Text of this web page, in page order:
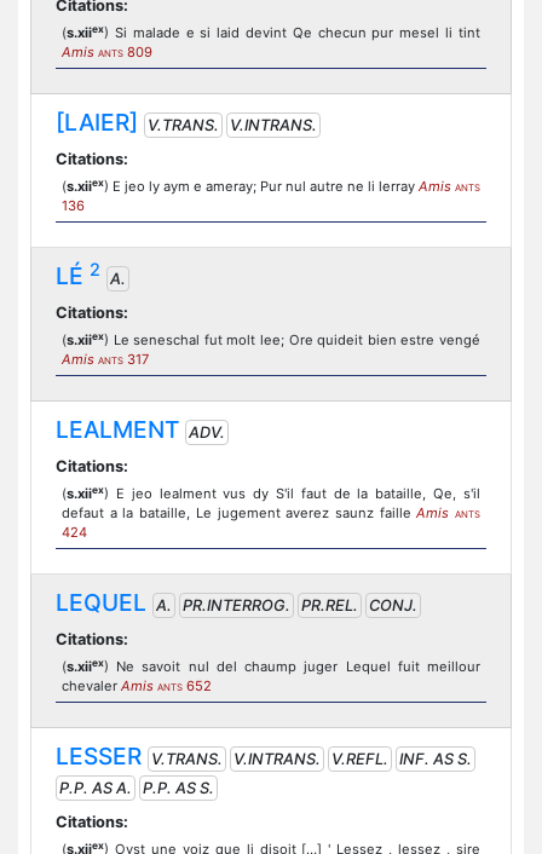
Citations:
(s.xiiex) Si malade e si laid devint Qe checun pur mesel li tint
Amis ANTS 809
[LAIER] V.TRANS.
V.INTRANS.
Citations:
(s.xiiex) E jeo ly aym e ameray; Pur nul autre ne li lerray Amis ANTS
136
LÉ 2 A.
Citations:
(s.xiiex) Le seneschal fut molt lee; Ore quideit bien estre vengé
Amis ANTS 317
LEALMENT ADV.
Citations:
(s.xiiex) E jeo lealment vus dy S'il faut de la bataille, Qe, s'il
defaut a la bataille, Le jugement averez saunz failleAmis ANTS
424
LEQUEL A. PR.INTERROG. PR.REL.
CONJ.
Citations:
(s.xiiex) Ne savoit nul del chaump juger Lequel fuit meillour
chevaler Amis ANTS 652
LESSER V.TRANS. V.INTRANS. V.REFL.
INF. AS S.
P.P. AS A.
P.P. AS S.
Citations:
(s.xiiex) Oyst une voiz que li disoit […] ' Lessez , lessez , sire